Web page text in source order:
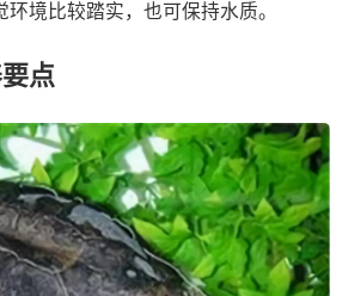
境比较踏实，也可保持水质。
点